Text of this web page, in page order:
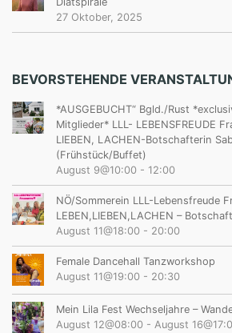
27 Oktober, 2025
BEVORSTEHENDE
*AUSGEBUCHT“ Bgld./Rust
Mitglieder* LLL- LEBENSFREUDE
LIEBEN, LACHEN-Botschafterin
(Frühstück/Buffet)
August 9@10:00 - 12:00
NÖ/Sommerein LLL-Lebensfreude
LEBEN,LIEBEN,LACHEN –
August 11@18:00 - 20:00
Female Dancehall Tanzworkshop
August 11@19:00 - 20:30
Mein Lila Fest Wechseljahre –
August 12@08:00 - August